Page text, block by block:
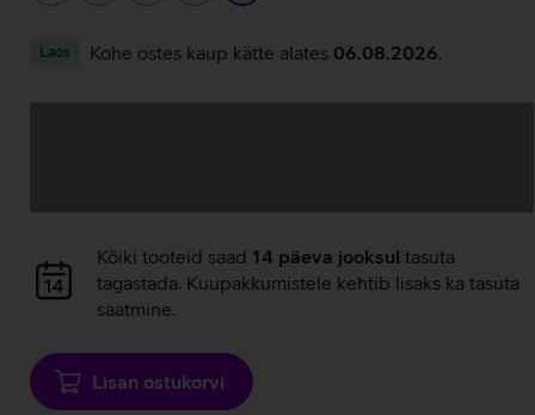
Laos Kohe ostes kaup kätte alates 06.08.2026
laadimine
Andmete
laadimine
Kõiki tooteid saad 14 päeva jooksul tasuta
tagastada. Kuupakkumistele kehtib lisaks ka tasuta
saatmine.
Lisan ostukorvi